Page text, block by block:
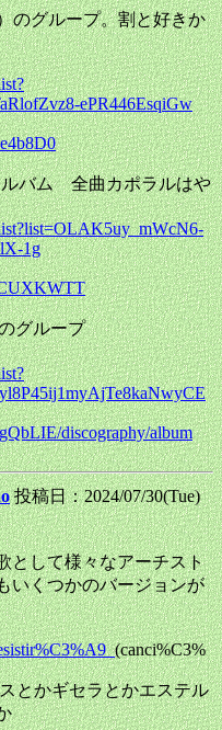
のグループ。割と好きか
ePR446EsqiGw
ルバム 全曲カポラルはや
1g
グループ
discography/album
投稿日：2024/07/30(Tue)
として様々なアーチスト
いくつかのバージョンが
(canci%C3%
とかギセラとかエステル